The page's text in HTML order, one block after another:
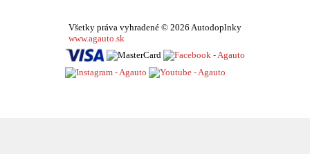
Všetky práva vyhradené © 2026 Autodoplnky
www.agauto.sk